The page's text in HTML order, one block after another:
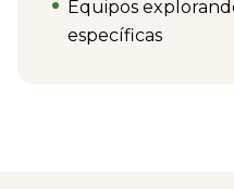
Equipos
específicas